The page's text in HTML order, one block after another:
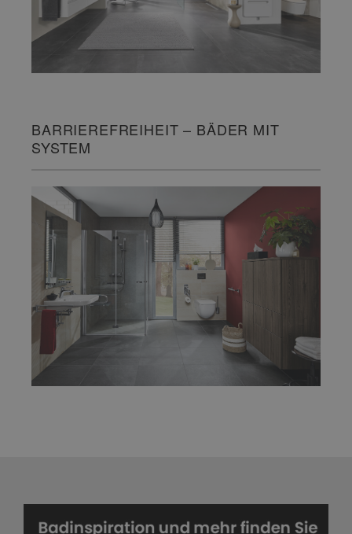
BARRIEREFREIHEIT – BÄDER MIT
SYSTEM